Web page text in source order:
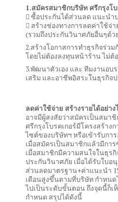
1.สมัครสมาชิกบริษัท ศรีกรุงโ
 ซื้อประกันได้ส่วนลด แนะนำ
 สร้างช่องทางการลดค่าใช้จ่
(รวมถึงประกันวินาศภัยอื่นๆด้ว
2.สร้างโอกาสการทำธุรกิจร่ว
โดยไม่ต้องลงทุนหน้าร้าน ไม่ต้
3.พัฒนาตัวเอง และ ทีมงานอ
เสริม และอาชีพอิสระในธุรกิจ
ลดค่าใช้จ่าย สร้างรายได้อย่าง
อาจมีผู้สงสัยว่าสมัครเป็นสมาชิ
ศรีกรุงโบรคเกอร์มีโครงสร้าง
ไซต์ของบริษัทฯ หรือเข้ารับกา
เมื่อสมัครเป็นสมาชิกแล้วมีกา
เมื่อสมาชิกมีความสนใจในธุร
ประกันวินาศภัย เมื่อได้รับใบ
ส่วนลดมาตรฐาน+ค่าแนะนำ
เดือนสูงขึ้นตามที่บริษัท กำหน
ไปเป็นระดับขั้นตอน ถึงจุดนี้ก็
กำหนด สรุปได้ดังนี้